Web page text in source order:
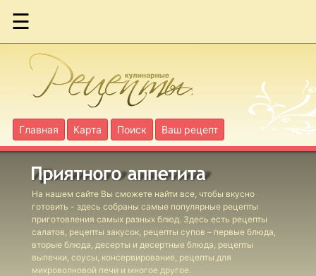
☰
Главная Карта Поиск Ваш рецепт
На нашем сайте Вы сможете найти все, чтобы вкусно
готовить - здесь собраны самые популярные рецепты
приготовления самых разных блюд. Здесь есть рецепты
салатов, рецепты закусок, рецепты супов – первые блюда,
вторые блюда, десерты и десертные блюда, рецепты
выпечки, соусы, консервирование, рецепты для
микроволновой печи и многое другое.
Абрикосы в
яблочном пюре
Абрикосы в
собственном соку
Баклажанная икра
Белые грибы
маринованные